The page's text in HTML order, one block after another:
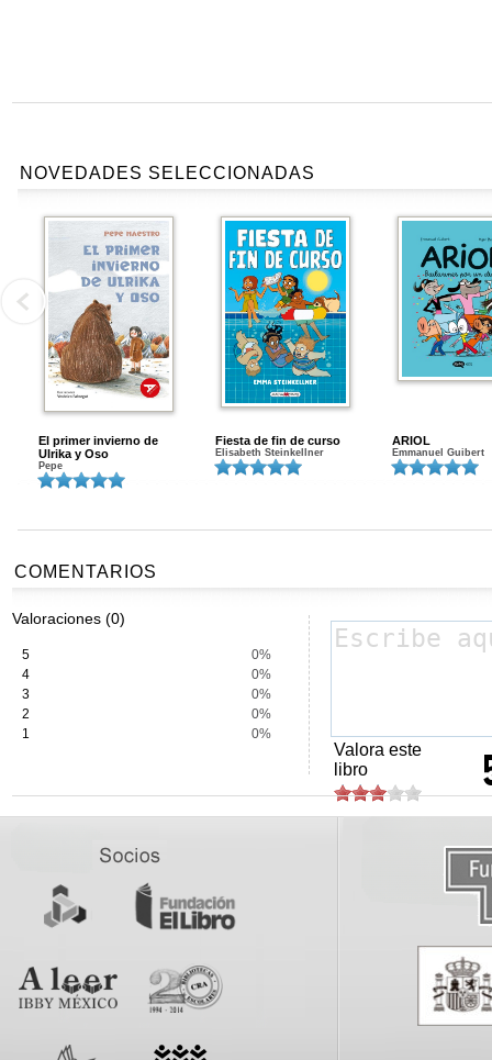
NOVEDADES SELECCIONADAS
El primer invierno de
Ulrika y Oso
Pepe
Fiesta de fin de curso
Elisabeth Steinkellner
ARIOL
Emmanuel Guibert
COMENTARIOS
Valoraciones (0)
5
0%
4
0%
3
0%
2
0%
1
0%
Valora este
libro